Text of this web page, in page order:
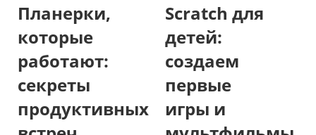
Планерки,
которые
работают:
секреты
продуктивных
Scratch для
детей:
создаем
первые
игры и